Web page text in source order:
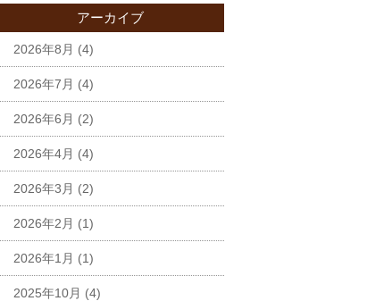
アーカイブ
2026年8月 (4)
2026年7月 (4)
2026年6月 (2)
2026年4月 (4)
2026年3月 (2)
2026年2月 (1)
2026年1月 (1)
2025年10月 (4)